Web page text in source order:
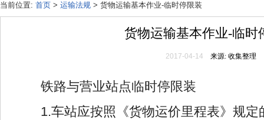
当前位置: 首页 > 运输法规 > 货物运输基本作业-临时停限装
货物运输基本作业-临时
2017-04-14 来源: 收集整理
铁路与营业站点临时停限装
1.车站应按照《货物运价里程表》规